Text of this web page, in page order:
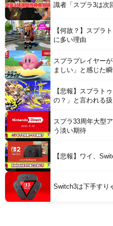
識者「スプラ3は次
【何故？】スプラ
に多い理由
スプラプレイヤー
ましい」と感じた瞬
【悲報】スプラト
の？」と言われる
スプラ33周年大型
う淡い期待
【悲報】ワイ、
Switch3は下手すり